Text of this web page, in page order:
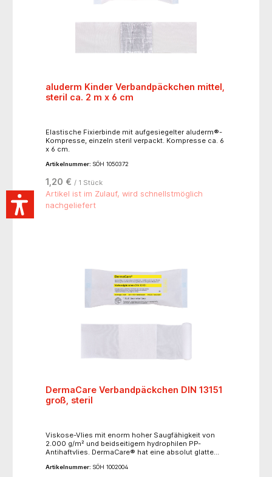
aluderm Kinder Verbandpäckchen mittel,
steril ca. 2 m x 6 cm
Elastische Fixierbinde mit aufgesiegelter aluderm®-
Kompresse, einzeln steril verpackt. Kompresse ca. 6
x 6 cm.
Artikelnummer: SÖH 1050372
1,20 € / 1 Stück
Artikel ist im Zulauf, wird schnellstmöglich
nachgeliefert
DermaCare Verbandpäckchen DIN 13151
groß, steril
Viskose-Vlies mit enorm hoher Saugfähigkeit von
2.000 g/m² und beidseitigem hydrophilen PP-
Antihaftvlies. DermaCare® hat eine absolut glatte
unbedenklich, frei von chemischen Bindemitteln. EO-
Artikelnummer: SÖH 1002004